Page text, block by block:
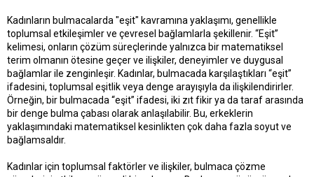
Kadınların bulmacalarda "eşit" kavramına yaklaşımı, genellikle
toplumsal etkileşimler ve çevresel bağlamlarla şekillenir. “Eşit”
kelimesi, onların çözüm süreçlerinde yalnızca bir matematiksel
terim olmanın ötesine geçer ve ilişkiler, deneyimler ve duygusal
bağlamlar ile zenginleşir. Kadınlar, bulmacada karşılaştıkları “eşit”
ifadesini, toplumsal eşitlik veya denge arayışıyla da ilişkilendirirler.
Örneğin, bir bulmacada “eşit” ifadesi, iki zıt fikir ya da taraf arasında
bir denge bulma çabası olarak anlaşılabilir. Bu, erkeklerin
yaklaşımındaki matematiksel kesinlikten çok daha fazla soyut ve
bağlamsaldır.
Kadınlar için toplumsal faktörler ve ilişkiler, bulmaca çözme